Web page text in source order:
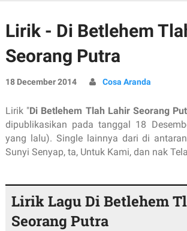
Lirik - Di Betlehem
Seorang Putra
18 December 2014 Cosa Aranda
Lirik "Di Betlehem Tlah Lahir Seorang
dipublikasikan pada tanggal 18
yang lalu). Single lainnya dari di
Sunyi Senyap, ta, Untuk Kami, dan nak
Lirik Lagu Di Betlehem
Seorang Putra